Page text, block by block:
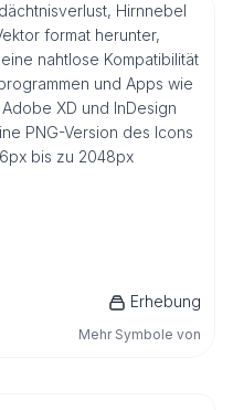
Hirnnebel
format herunter,
nahtlose Kompatibilität
und Apps wie
XD und InDesign
PNG-Version des Icons
bis zu 2048px
Erhebung
Mehr Symbole von